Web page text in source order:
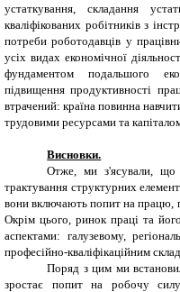
устаткування, складання
кваліфікованих робітників з
потреби роботодавців у
усіх видах економічної
фундаментом подальшого
підвищення продуктивності
втрачений: країна повинна
трудовими ресурсами та
Висновки.
Отже, ми з'ясували, що
трактування структурних
вони включають попит на працю,
Окрім цього, ринок праці та
аспектами: галузевому,
професійно-кваліфікаційним
Поряд з цим ми
зростає попит на робочу